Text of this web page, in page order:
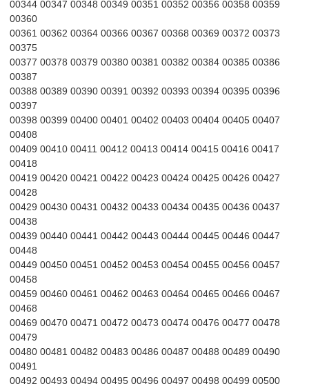
00344 00347 00348 00349 00351 00352 00356 00358 00359
00360
00361 00362 00364 00366 00367 00368 00369 00372 00373
00375
00377 00378 00379 00380 00381 00382 00384 00385 00386
00387
00388 00389 00390 00391 00392 00393 00394 00395 00396
00397
00398 00399 00400 00401 00402 00403 00404 00405 00407
00408
00409 00410 00411 00412 00413 00414 00415 00416 00417
00418
00419 00420 00421 00422 00423 00424 00425 00426 00427
00428
00429 00430 00431 00432 00433 00434 00435 00436 00437
00438
00439 00440 00441 00442 00443 00444 00445 00446 00447
00448
00449 00450 00451 00452 00453 00454 00455 00456 00457
00458
00459 00460 00461 00462 00463 00464 00465 00466 00467
00468
00469 00470 00471 00472 00473 00474 00476 00477 00478
00479
00480 00481 00482 00483 00486 00487 00488 00489 00490
00491
00492 00493 00494 00495 00496 00497 00498 00499 00500